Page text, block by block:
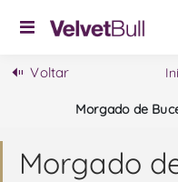
Voltar
Morgado de
Morgado